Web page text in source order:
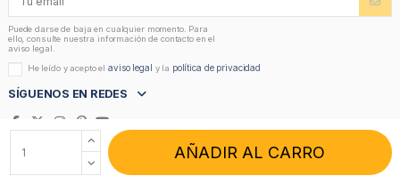
AÑADIR AL CARRO
Puede darse de baja en cualquier momento. Para
ello, consulte nuestra información de contacto en el
aviso legal.
He leído y acepto elaviso legal y la política de privacidad
SÍGUENOS EN REDES